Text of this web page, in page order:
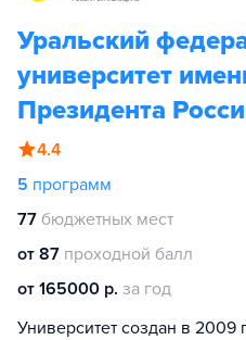
Уральский
университет
Президента
4.4
5 программ
77 бюджетных мест
от 87 проходной балл
от 165000 р. за год
Университет создан в 2009